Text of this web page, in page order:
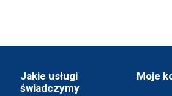
Jakie usługi
świadczymy
Moje